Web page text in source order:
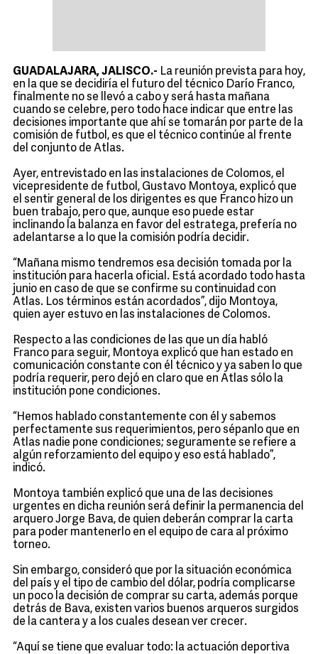
GUADALAJARA, JALISCO.- La reunión prevista para hoy,
en la que se decidiría el futuro del técnico Darío Franco,
finalmente no se llevó a cabo y será hasta mañana
cuando se celebre, pero todo hace indicar que entre las
decisiones importante que ahí se tomarán por parte de la
comisión de futbol, es que el técnico continúe al frente
del conjunto de Atlas.
Ayer, entrevistado en las instalaciones de Colomos, el
vicepresidente de futbol, Gustavo Montoya, explicó que
el sentir general de los dirigentes es que Franco hizo un
buen trabajo, pero que, aunque eso puede estar
inclinando la balanza en favor del estratega, prefería no
adelantarse a lo que la comisión podría decidir.
“Mañana mismo tendremos esa decisión tomada por la
institución para hacerla oficial. Está acordado todo hasta
junio en caso de que se confirme su continuidad con
Atlas. Los términos están acordados”, dijo Montoya,
quien ayer estuvo en las instalaciones de Colomos.
Respecto a las condiciones de las que un día habló
Franco para seguir, Montoya explicó que han estado en
comunicación constante con él técnico y ya saben lo que
podría requerir, pero dejó en claro que en Atlas sólo la
institución pone condiciones.
“Hemos hablado constantemente con él y sabemos
perfectamente sus requerimientos, pero sépanlo que en
Atlas nadie pone condiciones; seguramente se refiere a
algún reforzamiento del equipo y eso está hablado”,
indicó.
Montoya también explicó que una de las decisiones
urgentes en dicha reunión será definir la permanencia del
arquero Jorge Bava, de quien deberán comprar la carta
para poder mantenerlo en el equipo de cara al próximo
torneo.
Sin embargo, consideró que por la situación económica
del país y el tipo de cambio del dólar, podría complicarse
un poco la decisión de comprar su carta, además porque
detrás de Bava, existen varios buenos arqueros surgidos
de la cantera y a los cuales desean ver crecer.
“Aquí se tiene que evaluar todo: la actuación deportiva